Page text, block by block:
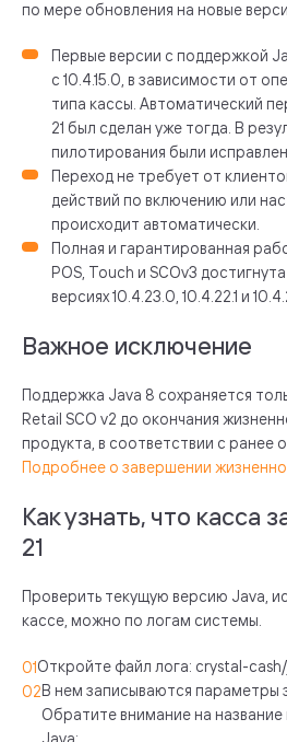
по мере обновления на новые
Первые версии с поддержкой
с 10.4.15.0, в зависимости от
типа кассы. Автоматический
21 был сделан уже тогда. В
пилотирования были
Переход не требует от
действий по включению или
происходит автоматически.
Полная и гарантированная
POS, Touch и SCOv3
версиях 10.4.23.0, 10.4.22.1 и
Важное исключение
Поддержка Java 8 сохраняется
Retail SCO v2 до окончания
продукта, в соответствии с ранее
Подробнее о завершении
Как узнать, что касса
21
Проверить текущую версию Java,
кассе, можно по логам системы.
Откройте файл лога: crystal-
В нем записываются параметры
Обратите внимание на
Java: